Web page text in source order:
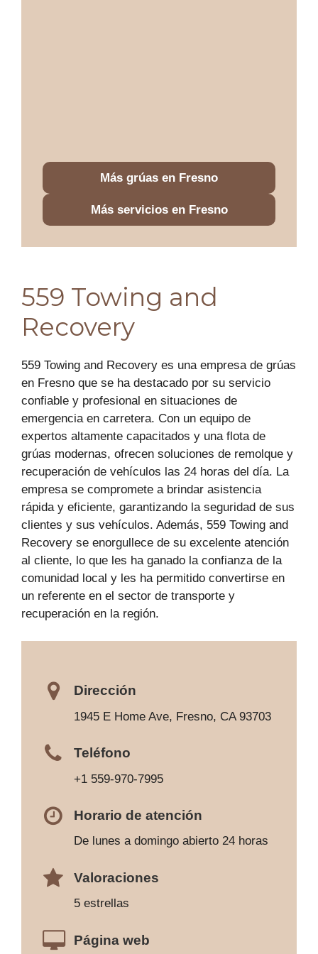
Más grúas en Fresno
Más servicios en Fresno
559 Towing and
Recovery
559 Towing and Recovery es una empresa de grúas
en Fresno que se ha destacado por su servicio
confiable y profesional en situaciones de
emergencia en carretera. Con un equipo de
expertos altamente capacitados y una flota de
grúas modernas, ofrecen soluciones de remolque y
recuperación de vehículos las 24 horas del día. La
empresa se compromete a brindar asistencia
rápida y eficiente, garantizando la seguridad de sus
clientes y sus vehículos. Además, 559 Towing and
Recovery se enorgullece de su excelente atención
al cliente, lo que les ha ganado la confianza de la
comunidad local y les ha permitido convertirse en
un referente en el sector de transporte y
recuperación en la región.
Dirección
1945 E Home Ave, Fresno, CA 93703
Teléfono
+1 559-970-7995
Horario de atención
De lunes a domingo abierto 24 horas
Valoraciones
5 estrellas
Página web